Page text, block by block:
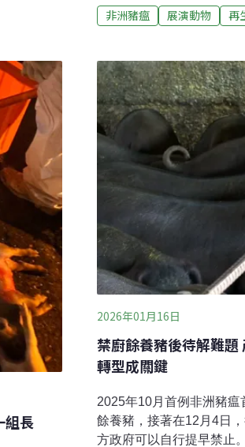
運作
物信義
式獵具
在今日獲世界動物衛生組
視新聞網報導）花蓮遠雄
未來將轉型為海豚守護基
不僅是一場表演，更承載
出過程展現海豚與照護員
非洲豬瘟 展演動物 再
組長
2026年01月16日
禁廚餘養豬後待解難
轉型成關鍵
2025年10月首例非洲豬
餘養豬，接著在12月4日
方政府可以自行提早禁止